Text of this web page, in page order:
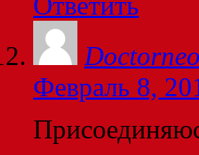
Doctorneo
Февраль 8,